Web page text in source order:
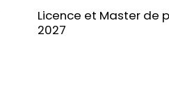
Licence et Master de
2027